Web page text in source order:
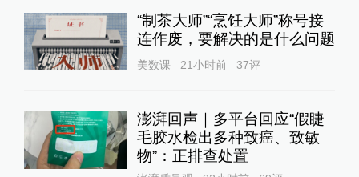
“制茶大师”“烹饪大师”称号接
连作废，要解决的是什么问题
美数课 21小时前 37评
澎湃回声｜多平台回应“假睫
毛胶水检出多种致癌、致敏
物”：正排查处置